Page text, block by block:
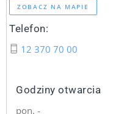
ZOBACZ NA MAPIE
Telefon:
12 370 70 00
Godziny otwarcia
pon. -